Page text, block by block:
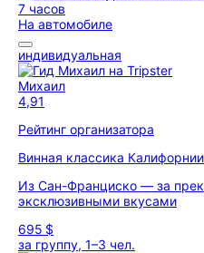
7 часов
На автомобиле
индивидуальная
Михаил
4,91
Рейтинг организатора
Винная классика Калифорнии
Из Сан-Франциско — за
эксклюзивными вкусами
695 $
за группу, 1–3 чел.